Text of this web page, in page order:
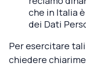
che in Italia
dei Dati
Per esercitare
chiedere